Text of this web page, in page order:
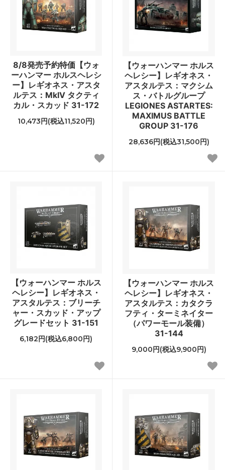
8/8発売予約特価【ウォ
ーハンマー ホルスヘレシ
ー】レギオネス・アスタ
ルテス：MkIV タクティ
カル・スカッド 31-172
10,473円(税込11,520円)
【ウォーハンマー ホルス
ヘレシー】レギオネス・
アスタルテス：マクシム
ス・バトルグループ
LEGIONES ASTARTES:
MAXIMUS BATTLE
GROUP 31-176
28,636円(税込31,500円)
【ウォーハンマー ホルス
ヘレシー】レギオネス・
アスタルテス：ブリーチ
ャー・スカッド・アップ
グレードセット 31-151
6,182円(税込6,800円)
【ウォーハンマー ホルス
ヘレシー】レギオネス・
アスタルテス：カタクラ
フティ・ターミネイター
（パワーモール装備）
31-144
9,000円(税込9,900円)